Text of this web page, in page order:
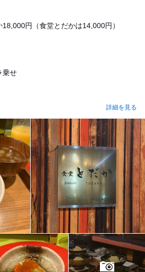
18,000円（食堂とだかは14,000円）
乗せ
詳細を見る